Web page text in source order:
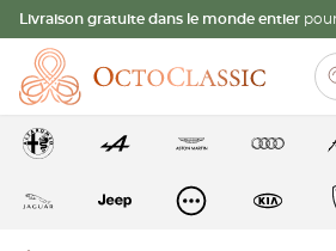
Livraison gratuite dans le monde entier